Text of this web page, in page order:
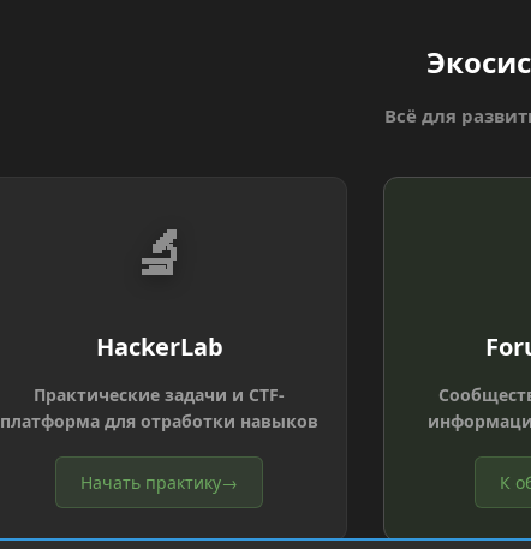
Всё для
🔬
HackerLab
Практические задачи и CTF-
платформа для отработки навыков
Начать практику→ К